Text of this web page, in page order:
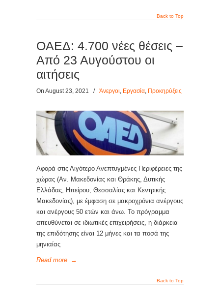
Back to Top
ΟΑΕΔ: 4.700 νέες θέσεις –
Από 23 Αυγούστου οι
αιτήσεις
On August 23, 2021 / Άνεργοι, Εργασία, Προκηρύξεις
Αφορά στις Λιγότερο Ανεπτυγμένες Περιφέρειες της
χώρας (Αν. Μακεδονίας και Θράκης, Δυτικής
Ελλάδας, Ηπείρου, Θεσσαλίας και Κεντρικής
Μακεδονίας), με έμφαση σε μακροχρόνια ανέργους
και ανέργους 50 ετών και άνω. Το πρόγραμμα
απευθύνεται σε ιδιωτικές επιχειρήσεις, η διάρκεια
της επιδότησης είναι 12 μήνες και τα ποσά της
μηνιαίας
Read more →
Back to Top